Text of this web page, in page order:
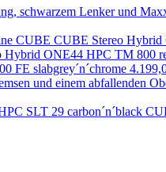
CUBE CUBE Stereo Hybrid
Hybrid ONE44 HPC TM 800
FE slabgrey´n´chrome